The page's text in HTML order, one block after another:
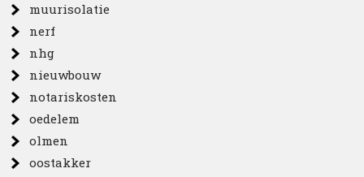
muurisolatie
nerf
nhg
nieuwbouw
notariskosten
oedelem
olmen
oostakker